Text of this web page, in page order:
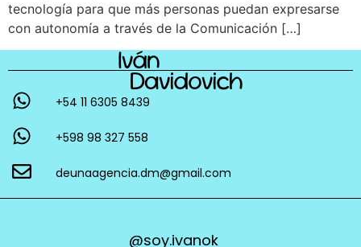
tecnología para que más personas puedan expresarse
con autonomía a través de la Comunicación […]
+54 11 6305 8439
+598 98 327 558
deunaagencia.dm@gmail.com
@soy.ivanok